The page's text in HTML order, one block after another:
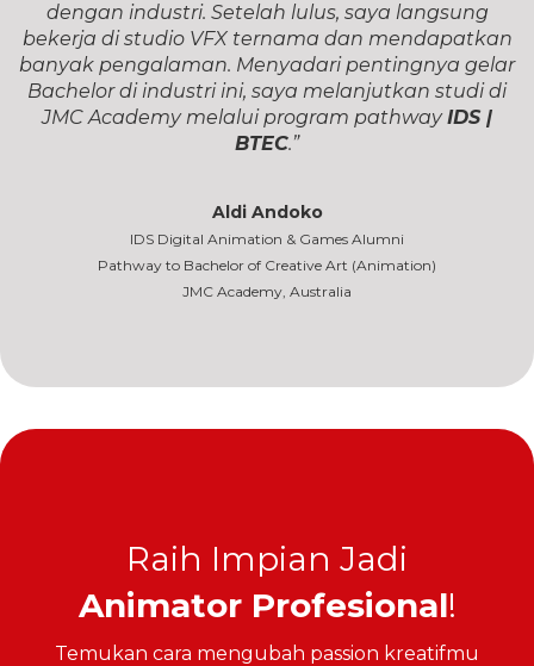
dengan industri. Setelah lulus, saya langsung
bekerja di studio VFX ternama dan mendapatkan
banyak pengalaman. Menyadari pentingnya gelar
Bachelor di industri ini, saya melanjutkan studi di
JMC Academy melalui program pathwayIDS |
BTEC.”
Aldi Andoko
IDS Digital Animation & Games Alumni
Pathway to Bachelor of Creative Art (Animation)
JMC Academy, Australia
Raih Impian Jadi
Animator Profesional!
Temukan cara mengubah passion kreatifmu